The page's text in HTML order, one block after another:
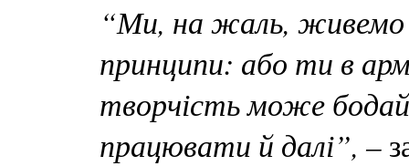
“Ми, на жаль, живемо
принципи: або ти в
творчість може
працювати й далі”, –